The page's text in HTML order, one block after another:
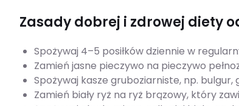
Zasady dobrej i zdrowej diety
Spożywaj 4–5 posiłków dziennie w
Zamień jasne pieczywo na pieczywo
Spożywaj kasze gruboziarniste, np.
Zamień biały ryż na ryż brązowy, który